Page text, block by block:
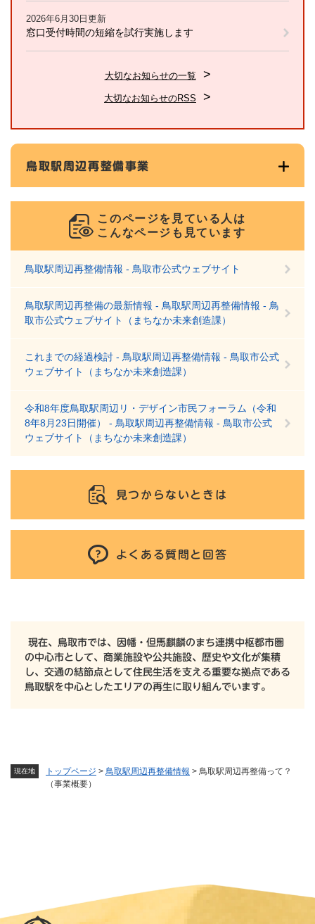
現在地 トップページ > 鳥取駅周辺再整備情報 > 鳥取駅周辺再整備って？
（事業概要）
2026年6月30日更新
窓口受付時間の短縮を試行実施します
大切なお知らせの一覧
大切なお知らせのRSS
鳥取駅周辺再整備事業
このページを見ている人は
こんなページも見ています
鳥取駅周辺再整備情報 - 鳥取市公式ウェブサイト
鳥取駅周辺再整備の最新情報 - 鳥取駅周辺再整備情報 - 鳥
取市公式ウェブサイト（まちなか未来創造課）
これまでの経過検討 - 鳥取駅周辺再整備情報 - 鳥取市公式
ウェブサイト（まちなか未来創造課）
令和8年度鳥取駅周辺リ・デザイン市民フォーラム（令和
8年8月23日開催） - 鳥取駅周辺再整備情報 - 鳥取市公式
ウェブサイト（まちなか未来創造課）
見つからないときは
よくある質問と回答
現在、鳥取市では、因幡・但馬麒麟のまち連携中枢都市圏
の中心市として、商業施設や公共施設、歴史や文化が集積
し、交通の結節点として住民生活を支える重要な拠点である
鳥取駅を中心としたエリアの再生に取り組んでいます。